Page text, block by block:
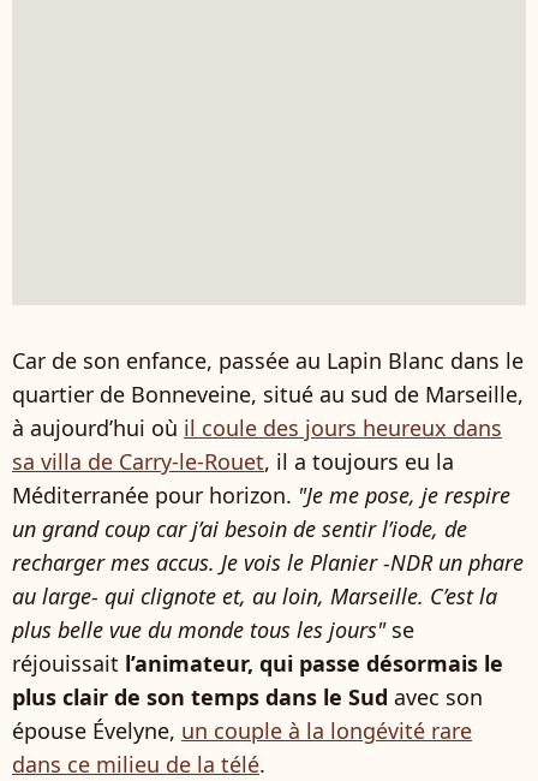
Car de son enfance, passée au Lapin Blanc dans le
quartier de Bonneveine, situé au sud de Marseille,
à aujourd’hui où il coule des jours heureux dans
sa villa de Carry-le-Rouet, il a toujours eu la
Méditerranée pour horizon. "Je me pose, je respire
un grand coup car j’ai besoin de sentir l’iode, de
recharger mes accus. Je vois le Planier -NDR un phare
au large- qui clignote et, au loin, Marseille. C’est la
plus belle vue du monde tous les jours"se
réjouissait l’animateur, qui passe désormais le
plus clair de son temps dans le Sud avec son
épouse Évelyne, un couple à la longévité rare
dans ce milieu de la télé.